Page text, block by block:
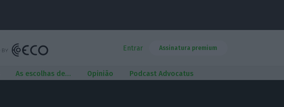
Entrar Assinatura premium
As escolhas de… Opinião Podcast Advocatus